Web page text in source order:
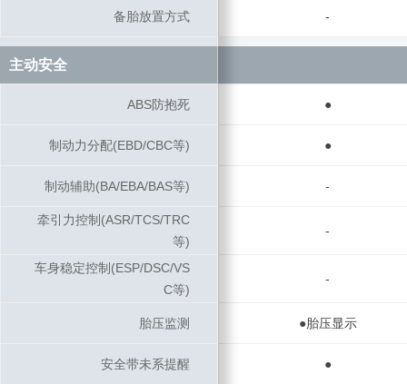
备胎放置方式 -
主动安全
ABS防抱死 ●
制动力分配(EBD/CBC等) ●
制动辅助(BA/EBA/BAS等) -
牵引力控制(ASR/TCS/TRC
等)
-
车身稳定控制(ESP/DSC/VS
C等)
-
胎压监测 ●胎压显示
安全带未系提醒 ●
备胎放置方式
主动安全
ABS防抱死
制动力分配(EBD/CBC等)
制动辅助(BA/EBA/BAS等)
牵引力控制(ASR/TCS/TRC
等)
车身稳定控制(ESP/DSC/VS
C等)
胎压监测
安全带未系提醒